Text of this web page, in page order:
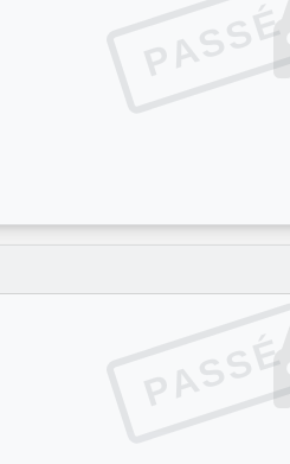
PASSÉ
PASSÉ